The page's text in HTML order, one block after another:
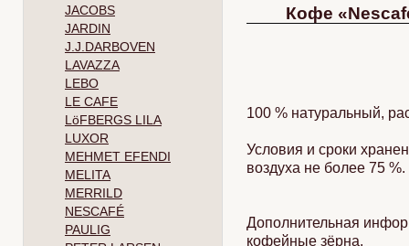
JACOBS
JARDIN
J.J.DARBOVEN
LAVAZZA
LEBO
LE CAFE
LöFBERGS LILA
LUXOR
MEHMET EFENDI
MELITA
MERRILD
NESCAFÉ
PAULIG
Кофе
100 % натуральный,
Условия и сроки
воздуха не более 75 %.
Дополнительная
кофейные зёрна.